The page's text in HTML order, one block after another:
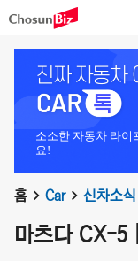
소소한 자동차 라이
요!
홈 Car 신차소식
마츠다 CX-